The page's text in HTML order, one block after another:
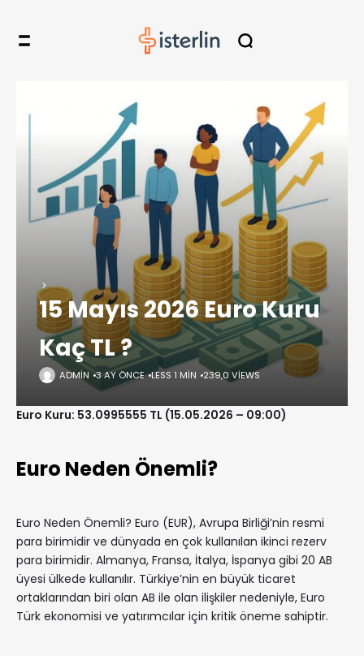
15 Mayıs 2026 Euro Kuru
Kaç TL ?
ADMIN 3 AY ÖNCE LESS 1 MIN 239,0 VIEWS
Euro Kuru: 53.0995555 TL (15.05.2026 – 09:00)
Euro Neden Önemli?
Euro Neden Önemli? Euro (EUR), Avrupa Birliği’nin resmi
para birimidir ve dünyada en çok kullanılan ikinci rezerv
para birimidir. Almanya, Fransa, İtalya, İspanya gibi 20 AB
üyesi ülkede kullanılır. Türkiye’nin en büyük ticaret
ortaklarından biri olan AB ile olan ilişkiler nedeniyle, Euro
Türk ekonomisi ve yatırımcılar için kritik öneme sahiptir.